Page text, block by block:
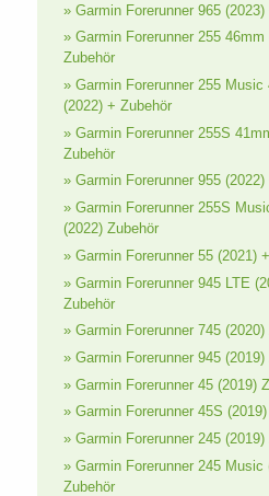
» Garmin Forerunner 965
» Garmin Forerunner 255 46mm
Zubehör
» Garmin Forerunner 255 Music
(2022) + Zubehör
» Garmin Forerunner 255S
Zubehör
» Garmin Forerunner 955
» Garmin Forerunner 255S
(2022) Zubehör
» Garmin Forerunner 55 (2021)
» Garmin Forerunner 945 LTE
Zubehör
» Garmin Forerunner 745 (2020)
» Garmin Forerunner 945 (2019)
» Garmin Forerunner 45 (2019)
» Garmin Forerunner 45S
» Garmin Forerunner 245 (2019)
» Garmin Forerunner 245 Music
Zubehör